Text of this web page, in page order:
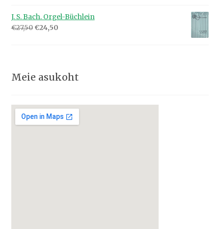
€12,50.€8,00.
J. S. Bach. Orgel-Büchlein
€27,50 Algne
€24,50Praegune
Meie asukoht